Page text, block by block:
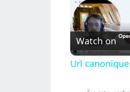
Watch on
Url